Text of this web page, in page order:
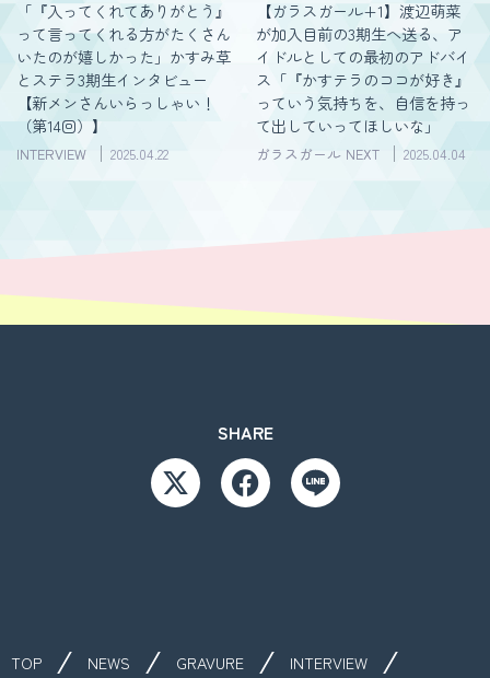
「『入ってくれてありがとう』
って言ってくれる方がたくさん
いたのが嬉しかった」かすみ草
とステラ3期生インタビュー
【新メンさんいらっしゃい！
（第14回）】
INTERVIEW 2025.04.22
【ガラスガール+1】渡辺萌菜
が加入目前の3期生へ送る、ア
イドルとしての最初のアドバイ
ス「『かすテラのココが好き』
っていう気持ちを、自信を持っ
て出していってほしいな」
ガラスガール NEXT 2025.04.04
SHARE
TOP NEWS GRAVURE INTERVIEW